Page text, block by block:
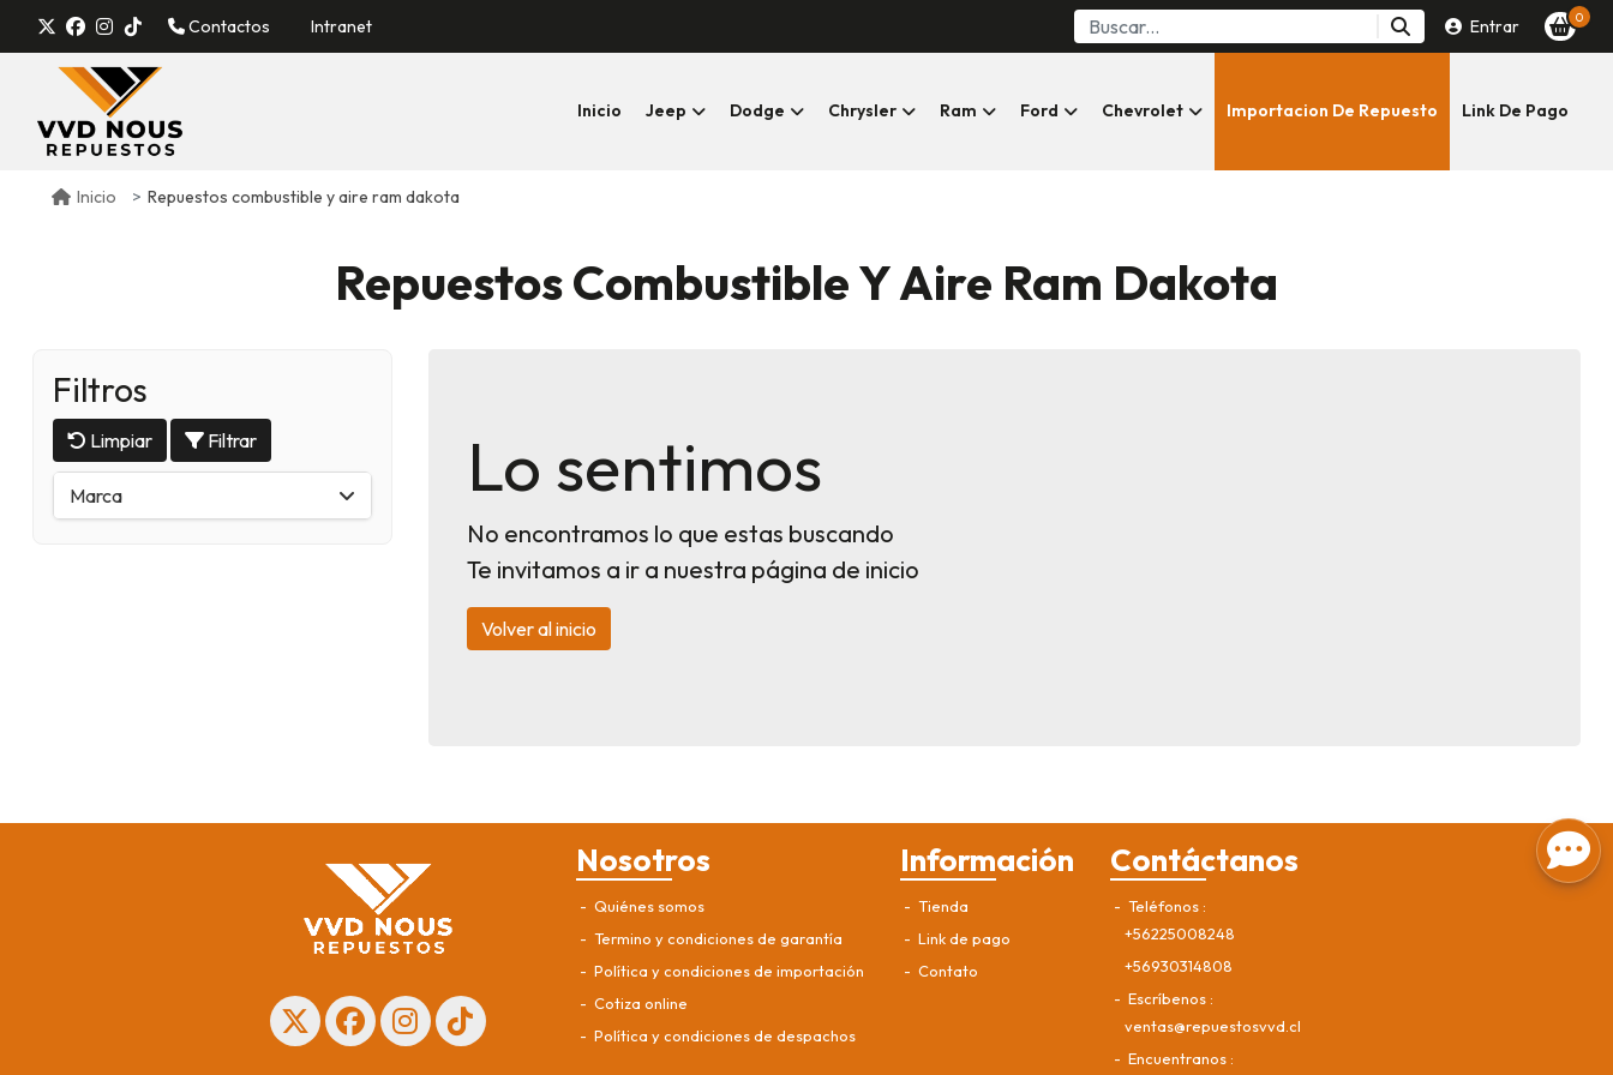
Contactos Intranet Entrar 0
Inicio Jeep Dodge Chrysler Ram Ford Chevrolet Importacion De Repuesto Link De Pago
Inicio Repuestos combustible y aire ram dakota
Repuestos Combustible Y Aire Ram Dakota
Filtros
Limpiar Filtrar
Marca Lo sentimos
No encontramos lo que estas buscando
Te invitamos a ir a nuestra página de inicio
Volver al inicio
Nosotros
Quiénes somos
Termino y condiciones de garantía
Política y condiciones de importación
Cotiza online
Política y condiciones de despachos
Información
Tienda
Link de pago
Contato
Contáctanos
Teléfonos
+56225008248
+56930314808
Escríbenos
ventas@repuestosvvd.cl
Encuentranos